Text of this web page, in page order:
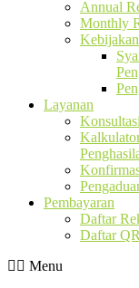
Annual
Monthly
Layanan
Pembayaran
Daftar
Daftar
Menu